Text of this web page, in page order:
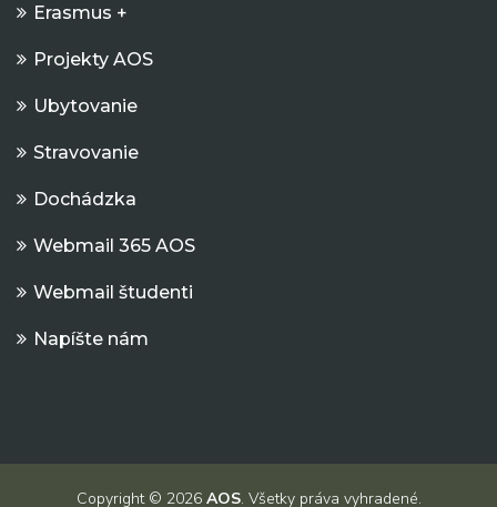
Erasmus +
Projekty AOS
Ubytovanie
Stravovanie
Dochádzka
Webmail 365 AOS
Webmail študenti
Napíšte nám
Copyright © 2026 AOS. Všetky práva vyhradené.